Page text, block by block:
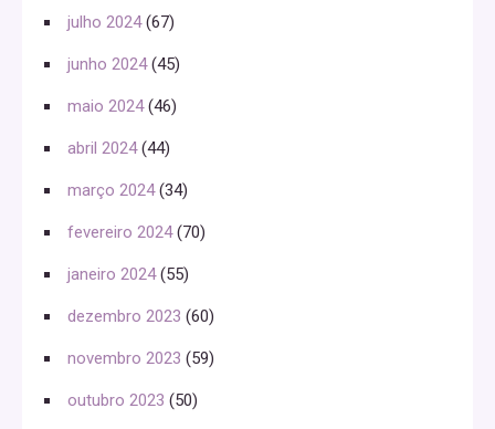
julho 2024(67)
junho 2024(45)
maio 2024(46)
abril 2024(44)
março 2024(34)
fevereiro 2024(70)
janeiro 2024(55)
dezembro 2023 (60)
novembro 2023 (59)
outubro 2023 (50)